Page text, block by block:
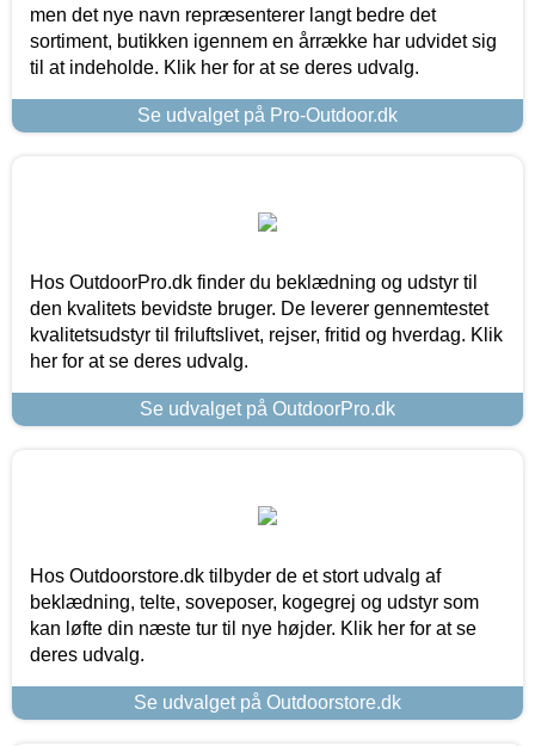
men det nye navn repræsenterer langt bedre det
sortiment, butikken igennem en årrække har udvidet sig
til at indeholde. Klik her for at se deres udvalg.
Se udvalget på Pro-Outdoor.dk
Hos OutdoorPro.dk finder du beklædning og udstyr til
den kvalitets bevidste bruger. De leverer gennemtestet
kvalitetsudstyr til friluftslivet, rejser, fritid og hverdag. Klik
her for at se deres udvalg.
Se udvalget på OutdoorPro.dk
Hos Outdoorstore.dk tilbyder de et stort udvalg af
beklædning, telte, soveposer, kogegrej og udstyr som
kan løfte din næste tur til nye højder. Klik her for at se
deres udvalg.
Se udvalget på Outdoorstore.dk